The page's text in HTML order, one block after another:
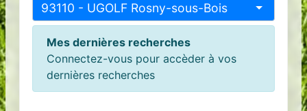
93110 - UGOLF Rosny-sous-Bois
Mes dernières recherches
Connectez-vous pour accèder à vos
dernières recherches